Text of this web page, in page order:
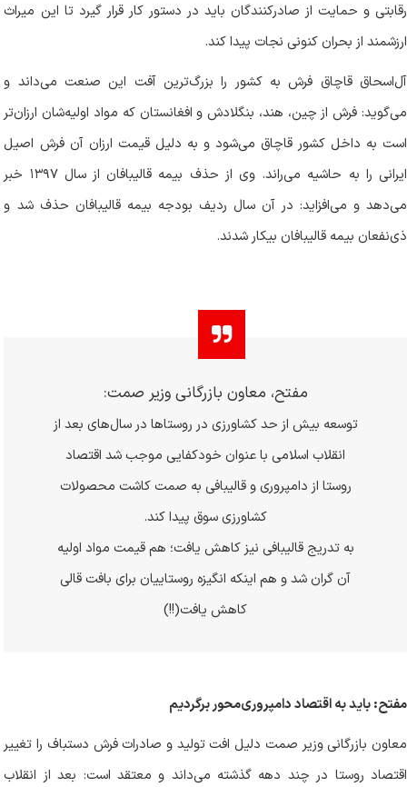
رقابتی و حمایت از صادرکنندگان باید در دستور کار قرار گیرد تا این میراث
ارزشمند از بحران کنونی نجات پیدا کند.
آل‌اسحاق قاچاق فرش به کشور را بزرگ‌ترین آفت این صنعت می‌داند و
می‌گوید: فرش از چین، هند، بنگلادش و افغانستان که مواد اولیه‌شان ارزان‌تر
است به داخل کشور قاچاق می‌شود و به دلیل قیمت ارزان آن فرش اصیل
ایرانی را به حاشیه می‌راند. وی از حذف بیمه قالیبافان از سال ۱۳۹۷ خبر
می‌دهد و می‌افزاید: در آن سال ردیف بودجه بیمه قالیبافان حذف شد و
ذی‌نفعان بیمه قالیبافان بیکار شدند.
مفتح، معاون بازرگانی وزیر صمت:
توسعه بیش از حد کشاورزی در روستا‌ها در سال‌های بعد از
انقلاب اسلامی با عنوان خودکفایی موجب شد اقتصاد
روستا از دامپروری و قالیبافی به صمت کاشت محصولات
کشاورزی سوق پیدا کند.
به تدریج قالیبافی نیز کاهش یافت؛ هم قیمت مواد اولیه
آن گران شد و هم اینکه انگیزه روستاییان برای بافت قالی
کاهش یافت(!!)
مفتح: باید به اقتصاد دامپروری‌محور برگردیم
معاون بازرگانی وزیر صمت دلیل افت تولید و صادرات فرش دستباف را تغییر
اقتصاد روستا در چند دهه گذشته می‌داند و معتقد است: بعد از انقلاب